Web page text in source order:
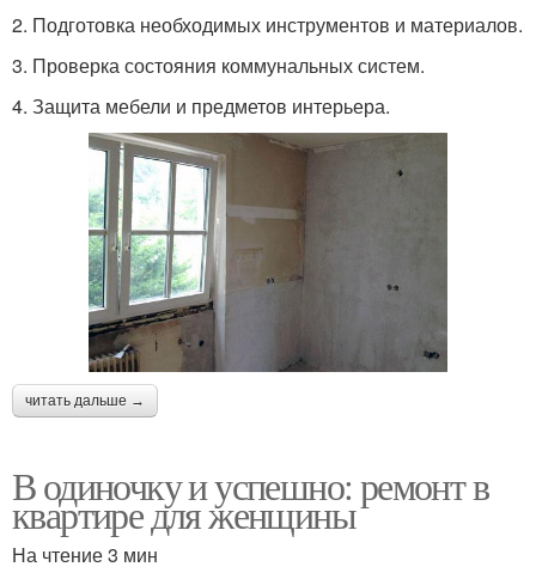
2. Подготовка необходимых инструментов и материалов.
3. Проверка состояния коммунальных систем.
4. Защита мебели и предметов интерьера.
читать дальше →
В одиночку и успешно: ремонт в
квартире для женщины
На чтение 3 мин